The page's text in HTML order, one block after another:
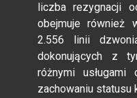
liczba rezygnacji
obejmuje również
2.556 linii
dokonujących z
różnymi
zachowaniu statusu